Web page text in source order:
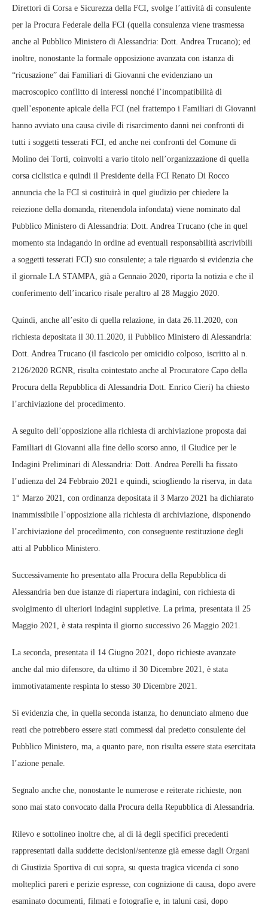
Direttori di Corsa e Sicurezza della FCI, svolge l’attività di consulente
per la Procura Federale della FCI (quella consulenza viene trasmessa
anche al Pubblico Ministero di Alessandria: Dott. Andrea Trucano); ed
inoltre, nonostante la formale opposizione avanzata con istanza di
“ricusazione” dai Familiari di Giovanni che evidenziano un
macroscopico conflitto di interessi nonché l’incompatibilità di
quell’esponente apicale della FCI (nel frattempo i Familiari di Giovanni
hanno avviato una causa civile di risarcimento danni nei confronti di
tutti i soggetti tesserati FCI, ed anche nei confronti del Comune di
Molino dei Torti, coinvolti a vario titolo nell’organizzazione di quella
corsa ciclistica e quindi il Presidente della FCI Renato Di Rocco
annuncia che la FCI si costituirà in quel giudizio per chiedere la
reiezione della domanda, ritenendola infondata) viene nominato dal
Pubblico Ministero di Alessandria: Dott. Andrea Trucano (che in quel
momento sta indagando in ordine ad eventuali responsabilità ascrivibili
a soggetti tesserati FCI) suo consulente; a tale riguardo si evidenzia che
il giornale LA STAMPA, già a Gennaio 2020, riporta la notizia e che il
conferimento dell’incarico risale peraltro al 28 Maggio 2020.
Quindi, anche all’esito di quella relazione, in data 26.11.2020, con
richiesta depositata il 30.11.2020, il Pubblico Ministero di Alessandria:
Dott. Andrea Trucano (il fascicolo per omicidio colposo, iscritto al n.
2126/2020 RGNR, risulta cointestato anche al Procuratore Capo della
Procura della Repubblica di Alessandria Dott. Enrico Cieri) ha chiesto
l’archiviazione del procedimento.
A seguito dell’opposizione alla richiesta di archiviazione proposta dai
Familiari di Giovanni alla fine dello scorso anno, il Giudice per le
Indagini Preliminari di Alessandria: Dott. Andrea Perelli ha fissato
l’udienza del 24 Febbraio 2021 e quindi, sciogliendo la riserva, in data
1° Marzo 2021, con ordinanza depositata il 3 Marzo 2021 ha dichiarato
inammissibile l’opposizione alla richiesta di archiviazione, disponendo
l’archiviazione del procedimento, con conseguente restituzione degli
atti al Pubblico Ministero.
Successivamente ho presentato alla Procura della Repubblica di
Alessandria ben due istanze di riapertura indagini, con richiesta di
svolgimento di ulteriori indagini suppletive. La prima, presentata il 25
Maggio 2021, è stata respinta il giorno successivo 26 Maggio 2021.
La seconda, presentata il 14 Giugno 2021, dopo richieste avanzate
anche dal mio difensore, da ultimo il 30 Dicembre 2021, è stata
immotivatamente respinta lo stesso 30 Dicembre 2021.
Si evidenzia che, in quella seconda istanza, ho denunciato almeno due
reati che potrebbero essere stati commessi dal predetto consulente del
Pubblico Ministero, ma, a quanto pare, non risulta essere stata esercitata
l’azione penale.
Segnalo anche che, nonostante le numerose e reiterate richieste, non
sono mai stato convocato dalla Procura della Repubblica di Alessandria.
Rilevo e sottolineo inoltre che, al di là degli specifici precedenti
rappresentati dalla suddette decisioni/sentenze già emesse dagli Organi
di Giustizia Sportiva di cui sopra, su questa tragica vicenda ci sono
molteplici pareri e perizie espresse, con cognizione di causa, dopo avere
esaminato documenti, filmati e fotografie e, in taluni casi, dopo